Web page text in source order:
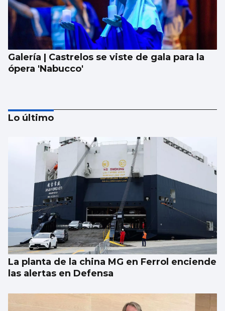
Galería | Castrelos se viste de gala para la
ópera 'Nabucco'
Lista con las canciones que sonarán en el
concierto de The Corrs en Castrelos
Lo último
La planta de la china MG en Ferrol enciende
las alertas en Defensa